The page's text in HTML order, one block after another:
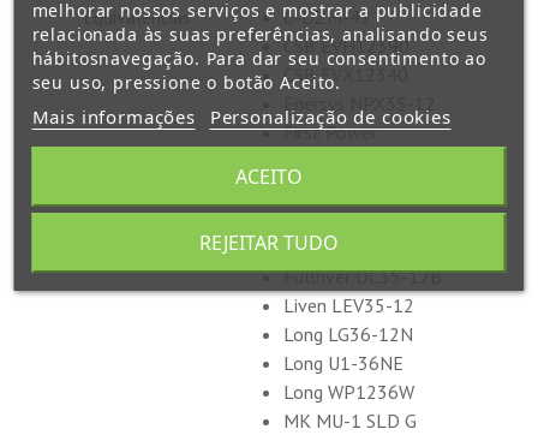
Equivalências
6-DZM-42
CSB EVH12390
CSB EVX12340
First Power
Firts Power
LFP1236G
Fullriver DC35-12A
Fullriver DC35-12B
Liven LEV35-12
Long LG36-12N
Long U1-36NE
Long WP1236W
MK MU-1 SLD G
melhorar nossos serviços e mostrar a publicidade
relacionada às suas preferências, analisando seus
hábitosnavegação. Para dar seu consentimento ao
seu uso, pressione o botão Aceito.
Mais informações Personalização de cookies
REJEITAR TUDO
ACEITO